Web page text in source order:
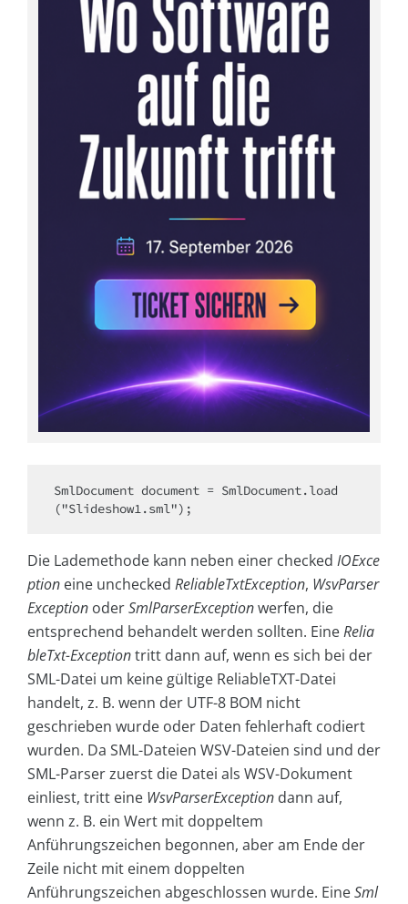
SmlDocument document = SmlDocument.load
("Slideshow1.sml");
Die Lademethode kann neben einer checked IOExce
ption eine unchecked ReliableTxtException, WsvParser
Exception oderSmlParserExceptionwerfen, die
entsprechend behandelt werden sollten. EineRelia
bleTxt-Exceptiontritt dann auf, wenn es sich bei der
SML-Datei um keine gültige ReliableTXT-Datei
handelt, z. B. wenn der UTF-8 BOM nicht
geschrieben wurde oder Daten fehlerhaft codiert
wurden. Da SML-Dateien WSV-Dateien sind und der
SML-Parser zuerst die Datei als WSV-Dokument
einliest, tritt eine WsvParserException dann auf,
wenn z. B. ein Wert mit doppeltem
Anführungszeichen begonnen, aber am Ende der
Zeile nicht mit einem doppelten
Anführungszeichen abgeschlossen wurde. EineSml